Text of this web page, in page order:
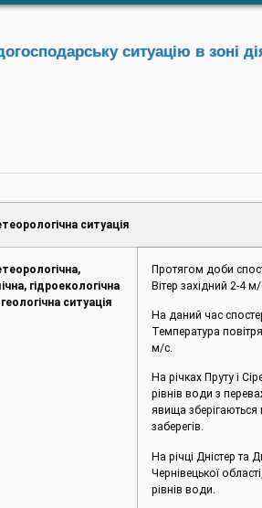
ситуацію в зоні
ситуація
гідроекологічна
ситуація
Протягом доби
Вітер західний 2-4
На даний час
Температура
м/с.
На річках Пруту і
рівнів води з
явища зберігаються
заберегів.
На річці Дністер та
Чернівецької
рівнів води.